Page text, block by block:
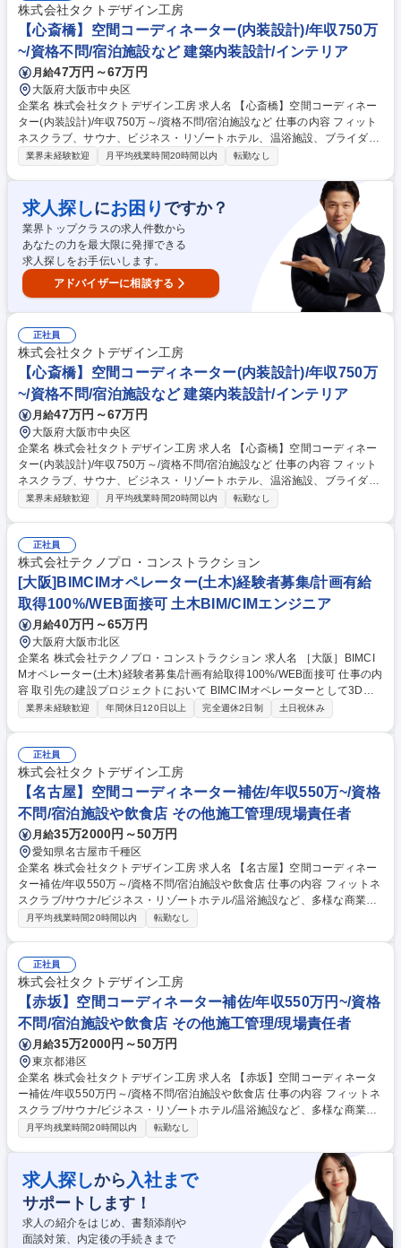
高い木工技術を持ち、自社内で家具の作成までするため他社にはできない
施工ができます。特に木の内装にこだわりのあるお客様からリピートして
いただいています。例：(株)サンマルク、(株)メガネの田中など 募集職種
★未経験歓迎【福山/転勤無】家具製作/年休125日！成長性◎手に職をつけ
る！
株式会社タクトデザイン工房
【心斎橋】空間コーディネーター(内装設計)/年収750万
~/資格不問/宿泊施設など 建築内装設計/インテリア
月給47万円～67万円
大阪府大阪市中央区
企業名 株式会社タクトデザイン工房 求人名 【心斎橋】空間コーディネー
ター(内装設計)/年収750万～/資格不問/宿泊施設など 仕事の内容 フィット
ネスクラブ、サウナ、ビジネス・リゾートホテル、温浴施設、ブライダ
ル、飲食店など、多様な商業施設の空間デザインを手がける当社で、内装
施設との打ち合わせ･提案業務■設計担当との打ち合わせ･計画表の作成■協
力会社や職人との連携･調整■現場視察･進捗確認 【クライアント実績】■
年間案件数:約100件、リピート率:約80％■設計から施工まで一貫して手が
ける案件：約80％■工期：1～3カ月程度/1案件、並行案件数：3件程度 ※
直行直帰OK 募集職種 【心斎橋】空間コーディネーター(内装設計)/年収75
0万～/資格不問/宿泊施設など
業界未経験歓迎 月平均残業時間20時間以内 転勤なし
求人探しにお困り ですか？
業界トップクラスの求人件数から
あなたの力を最大限に発揮できる
求人探しをお手伝いします。
アドバイザーに相談する
正社員
株式会社タクトデザイン工房
【心斎橋】空間コーディネーター(内装設計)/年収750万
~/資格不問/宿泊施設など 建築内装設計/インテリア
月給47万円～67万円
大阪府大阪市中央区
企業名 株式会社タクトデザイン工房 求人名 【心斎橋】空間コーディネー
ター(内装設計)/年収750万～/資格不問/宿泊施設など 仕事の内容 フィット
ネスクラブ、サウナ、ビジネス・リゾートホテル、温浴施設、ブライダ
ル、飲食店など、多様な商業施設の空間デザインを手がける当社で、内装
力会社や職人との連携･調整■現場視察･進捗確認 【クライアント実績】■
年間案件数:約100件、リピート率:約80％■設計から施工まで一貫して手が
ける案件：約80％■工期：1～3カ月程度/1案件、並行案件数：3件程度 ※
直行直帰OK 募集職種 【心斎橋】空間コーディネーター(内装設計)/年収75
0万～/資格不問/宿泊施設など
業界未経験歓迎 月平均残業時間20時間以内 転勤なし
正社員
株式会社テクノプロ・コンストラクション
[大阪]BIMCIMオペレーター(土木)経験者募集/計画有給
取得100%/WEB面接可 土木BIM/CIMエンジニア
月給40万円～65万円
大阪府大阪市北区
企業名 株式会社テクノプロ・コンストラクション 求人名 ［大阪］BIMCI
Mオペレーター(土木)経験者募集/計画有給取得100%/WEB面接可 仕事の内
容 取引先の建設プロジェクトにおいて BIMCIMオペレーターとして3D建
築モデルの作成、CIMソフトウェア上での情報一元化をお任せします！ ア
自身の希望と適性を考慮し決定します。 ■案件数は業界トップ！幅広く総
合的な経験を積むことが可能です。 ■資格支援制度が充実しています。
様々な資格取得をサポート。 ■経験の浅いエンジニアに向けたフォローア
ップ研修制度も充実 (東京に技術研修センター完備)。（変更の範囲）会社
の定める業務 募集職種 ［大阪］BIMCIMオペレーター(土木)経験者募集/計
画有給取得100%/WEB面接可
業界未経験歓迎 年間休日120日以上 完全週休2日制 土日祝休み
正社員
株式会社タクトデザイン工房
【名古屋】空間コーディネーター補佐/年収550万~/資格
不問/宿泊施設や飲食店 その他施工管理/現場責任者
月給35万2000円～50万円
愛知県名古屋市千種区
企業名 株式会社タクトデザイン工房 求人名 【名古屋】空間コーディネー
ター補佐/年収550万～/資格不問/宿泊施設や飲食店 仕事の内容 フィットネ
スクラブ/サウナ/ビジネス・リゾートホテル/温浴施設など、多様な商業施
設の空間デザインを手がける当社で空間コーディネーター(内装施工管理)
打ち合わせ･計画表の作成■協力会社や職人との連携･調整■現場視察･進捗
確認※将来的には打ち合わせ･提案業務などをお任せします 【クライアン
ト実績】■年間案件数:約100件、リピート率:約80％■設計から施工まで一
貫して手がける案件：約80％■工期：1～3カ月程度/1案件、並行案件数：
3件程度 ※直行直帰OK 募集職種 【名古屋】空間コーディネーター補佐/年
収550万～/資格不問/宿泊施設や飲食店
月平均残業時間20時間以内 転勤なし
正社員
株式会社タクトデザイン工房
【赤坂】空間コーディネーター補佐/年収550万円~/資格
不問/宿泊施設や飲食店 その他施工管理/現場責任者
月給35万2000円～50万円
東京都港区
企業名 株式会社タクトデザイン工房 求人名 【赤坂】空間コーディネータ
ー補佐/年収550万円～/資格不問/宿泊施設や飲食店 仕事の内容 フィットネ
スクラブ/サウナ/ビジネス・リゾートホテル/温浴施設など、多様な商業施
設の空間デザインを手がける当社で空間コーディネーター(内装施工管理)
管理(工程管理、安全管理、品質管理、原価管理、環境管理)■設計担当との
打ち合わせ･計画表の作成■協力会社や職人との連携･調整■現場視察･進捗
確認※将来的には打ち合わせ･提案業務などをお任せします 【クライアン
ト実績】■年間案件数:約100件、リピート率:約80％■設計から施工まで一
貫して手がける案件：約80％■工期：1～3カ月程度/1案件、並行案件数：
3件程度 ※直行直帰OK 募集職種 【赤坂】空間コーディネーター補佐/年収
月平均残業時間20時間以内 転勤なし
求人探しから 入社まで
サポートします！
求人の紹介をはじめ、書類添削や
面談対策、内定後の手続きまで